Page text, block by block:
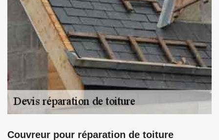
Couvreur pour réparation de toiture